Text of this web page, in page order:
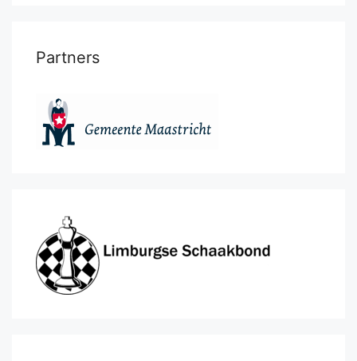
Partners